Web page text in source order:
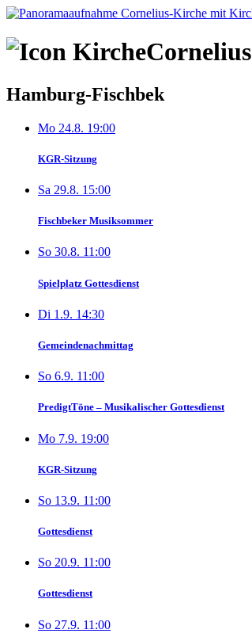
Skip
content
Cornelius
Hamburg-Fischbek
Mo 24.8. 19:00
KGR-Sitzung
Sa 29.8. 15:00
Fischbeker Musiksommer
So 30.8. 11:00
Spielplatz Gottesdienst
Di 1.9. 14:30
Gemeindenachmittag
So 6.9. 11:00
PredigtTöne – Musikalischer Gottesdienst
Mo 7.9. 19:00
KGR-Sitzung
So 13.9. 11:00
Gottesdienst
So 20.9. 11:00
Gottesdienst
So 27.9. 11:00